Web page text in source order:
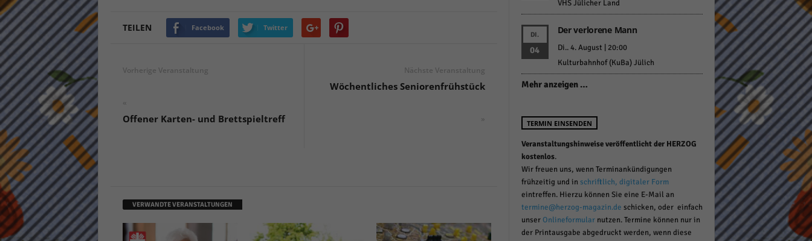
TEILEN Facebook Twitter
Vorherige Veranstaltung
«
Offener Karten- und Brettspieltreff
Nächste Veranstaltung
Wöchentliches Seniorenfrühstück
»
VERWANDTE VERANSTALTUNGEN
VHS Jülicher Land
DI.
04
Der verlorene Mann
Di.. 4. August | 20:00
Kulturbahnhof (KuBa) Jülich
Mehr anzeigen …
TERMIN EINSENDEN
Veranstaltungshinweise veröffentlicht der HERZOG
kostenlos.
Wir freuen uns, wenn Terminankündigungen
frühzeitig und in schriftlich, digitaler Form
eintreffen. Hierzu können Sie eine E-Mail an
termine@herzog-magazin.de schicken, oder einfach
unserOnlineformularnutzen. Termine können nur in
der Printausgabe abgedruckt werden, wenn diese
Datenschutzerklärung Impressum